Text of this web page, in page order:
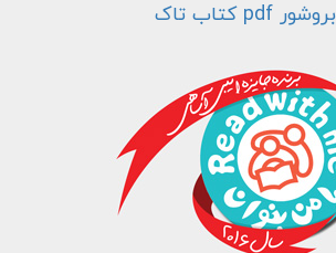
بروشور pdf کتاب تاک